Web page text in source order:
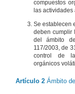
compuestos
las actividades
Se establecen
deben cumplir
del ámbito
117/2003, de
control de
orgánicos
Artículo 2 Ámbito